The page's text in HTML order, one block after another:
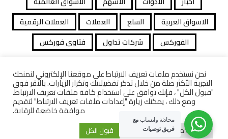
الاسواق العربية
السلع العملات
العملات الرقمية
الفوركس
شركات تداول فتاوى فوركس
جميع الحقوق محفوظة توصيات التداول © 2026
افصاح المخاطرة معاملات قانونية كاشف الشركات
نحن نستخدم ملفات تعريف الارتباط على موقعنا الإلكتروني لنمنحك
التجربة الأكثر صلة من خلال تذكر تفضيلاتك وتكرار الزيارات. بالنقر فوق
"قبول الكل" ، فإنك توافق على استخدام كافة ملفات تعريف الارتباط.
ومع ذلك ، يمكنك زيارة "إعدادات ملفات تعريف الارتباط" لتقديم
موافقة خاضعة للرقابة.
إعدادات ملفات تعريف الارتباط قبول الكل
محادثة واتساب مع
فريق توصيات